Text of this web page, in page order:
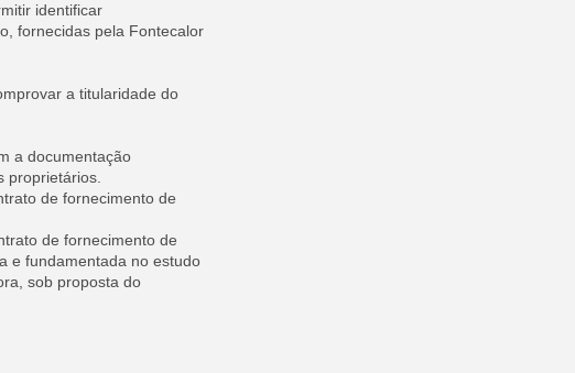
identificar
fornecidas pela Fontecalor
a titularidade do
a documentação
proprietários.
de fornecimento de
de fornecimento de
e fundamentada no estudo
sob proposta do